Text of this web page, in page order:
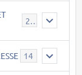
21
14